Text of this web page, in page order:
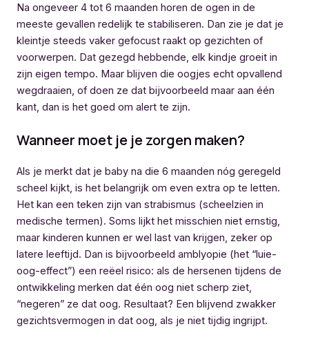
Na ongeveer 4 tot 6 maanden horen de ogen in de
meeste gevallen redelijk te stabiliseren. Dan zie je dat je
kleintje steeds vaker gefocust raakt op gezichten of
voorwerpen. Dat gezegd hebbende, elk kindje groeit in
zijn eigen tempo. Maar blijven die oogjes echt opvallend
wegdraaien, of doen ze dat bijvoorbeeld maar aan één
kant, dan is het goed om alert te zijn.
Wanneer moet je je zorgen maken?
Als je merkt dat je baby na die 6 maanden nóg geregeld
scheel kijkt, is het belangrijk om even extra op te letten.
Het kan een teken zijn van strabismus (scheelzien in
medische termen). Soms lijkt het misschien niet ernstig,
maar kinderen kunnen er wel last van krijgen, zeker op
latere leeftijd. Dan is bijvoorbeeld amblyopie (het “luie-
oog-effect”) een reëel risico: als de hersenen tijdens de
ontwikkeling merken dat één oog niet scherp ziet,
“negeren” ze dat oog. Resultaat? Een blijvend zwakker
gezichtsvermogen in dat oog, als je niet tijdig ingrijpt.